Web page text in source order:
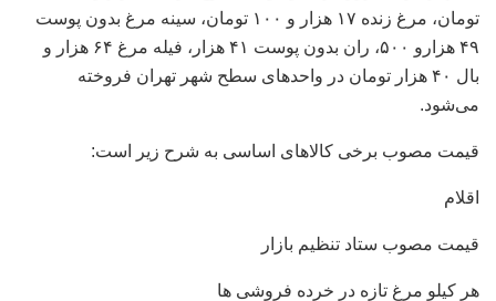
تومان، مرغ زنده ۱۷ هزار و ۱۰۰ تومان، سینه مرغ بدون پوست
۴۹ هزارو ۵۰۰، ران بدون پوست ۴۱ هزار، فیله مرغ ۶۴ هزار و
بال ۴۰ هزار تومان در واحد‌های سطح شهر تهران فروخته
می‌شود.
قیمت مصوب برخی کالاهای اساسی به شرح زیر است:
اقلام
قیمت مصوب ستاد تنظیم بازار
هر کیلو مرغ تازه در خرده فروشی ها